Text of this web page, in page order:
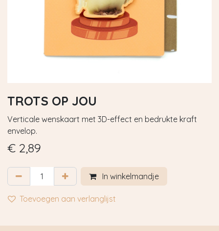
TROTS OP JOU
Verticale wenskaart met 3D-effect en bedrukte kraft
envelop.
€ 2,89
In winkelmandje
Toevoegen aan verlanglijst